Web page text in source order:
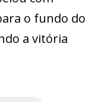
o fundo do
a vitória